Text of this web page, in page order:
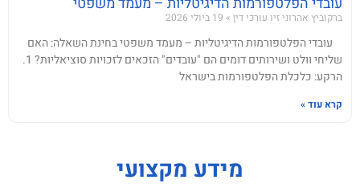
ברקוביץ אהרוני זיו עורכי דין
עובדי הפלטפורמות הדיגיטליות – מעמד משפטי בחינת השאלה: האם
שליחי וולט ושירותים דומים הם "עובדים" הזכאים לזכויות סוציאליות? 1.
הרקע: כלכלת הפלטפורמות בישראל
קרא עוד »
מידע מקצועי